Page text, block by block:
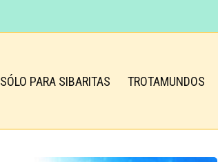
SÓLO PARA SIBARITAS TROTAMUNDOS